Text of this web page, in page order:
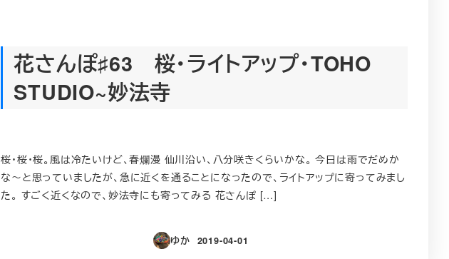
花さんぽ♯63 桜・ライトアップ・TOHO
STUDIO~妙法寺
桜・桜・桜。風は冷たいけど、春爛漫 仙川沿い、八分咲きくらいかな。 今日は雨でだめか
な～と思っていましたが、急に近くを通ることになったので、ライトアップに寄ってみまし
た。 すごく近くなので、妙法寺にも寄ってみる 花さんぽ […]
ゆか
投稿日
2019-04-01